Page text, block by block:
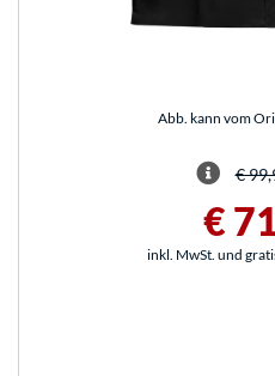
Abb. kann vom
€
€
inkl. MwSt. und